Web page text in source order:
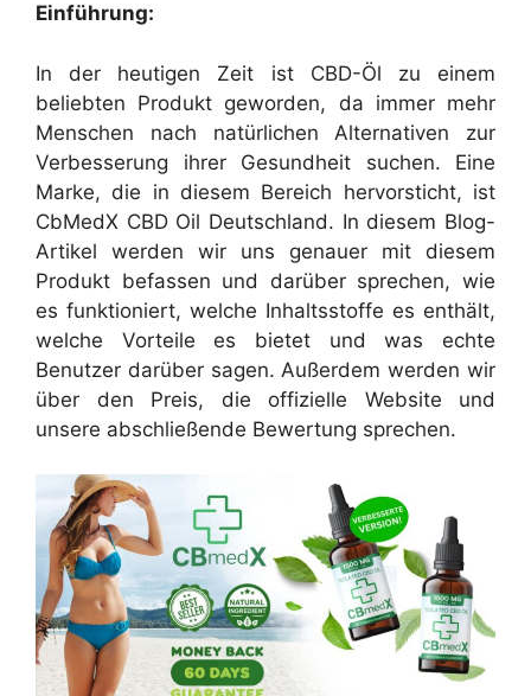
Einführung:
In der heutigen Zeit ist CBD-Öl zu einem
beliebten Produkt geworden, da immer mehr
Menschen nach natürlichen Alternativen zur
Verbesserung ihrer Gesundheit suchen. Eine
Marke, die in diesem Bereich hervorsticht, ist
CbMedX CBD Oil Deutschland. In diesem Blog-
Artikel werden wir uns genauer mit diesem
Produkt befassen und darüber sprechen, wie
es funktioniert, welche Inhaltsstoffe es enthält,
welche Vorteile es bietet und was echte
Benutzer darüber sagen. Außerdem werden wir
über den Preis, die offizielle Website und
unsere abschließende Bewertung sprechen.